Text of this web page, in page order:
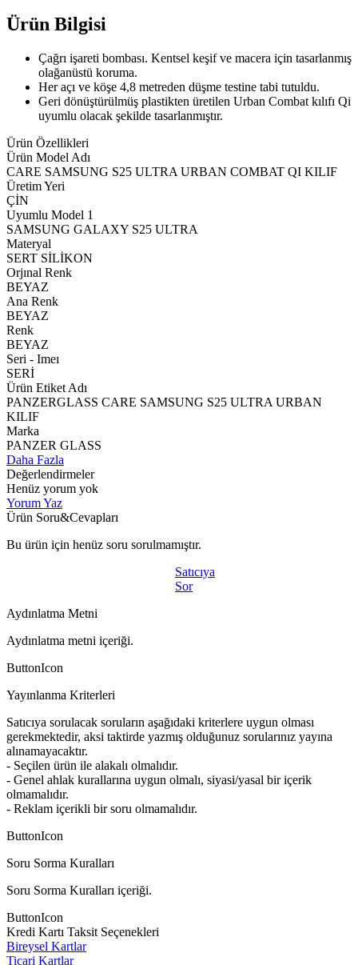
Ürün Bilgisi
Çağrı işareti bombası. Kentsel keşif ve macera için tasarlanmış
olağanüstü koruma.
Her açı ve köşe 4,8 metreden düşme testine tabi tutuldu.
Geri dönüştürülmüş plastikten üretilen Urban Combat kılıfı Qi
uyumlu olacak şekilde tasarlanmıştır.
Ürün Özellikleri
Ürün Model Adı
CARE SAMSUNG S25 ULTRA URBAN COMBAT QI KILIF
Üretim Yeri
ÇİN
Uyumlu Model 1
SAMSUNG GALAXY S25 ULTRA
Materyal
SERT SİLİKON
Orjınal Renk
BEYAZ
Ana Renk
BEYAZ
Renk
BEYAZ
Seri - Imeı
SERİ
Ürün Etiket Adı
PANZERGLASS CARE SAMSUNG S25 ULTRA URBAN
KILIF
Marka
PANZER GLASS
Daha Fazla
Değerlendirmeler
Henüz yorum yok
Yorum Yaz
Ürün Soru&Cevapları
Bu ürün için henüz soru sorulmamıştır.
Satıcıya
Sor
Aydınlatma Metni
Aydınlatma metni içeriği.
ButtonIcon
Yayınlanma Kriterleri
Satıcıya sorulacak soruların aşağıdaki kriterlere uygun olması
gerekmektedir, aksi taktirde yazmış olduğunuz sorularınız yayına
alınamayacaktır.
- Seçilen ürün ile alakalı olmalıdır.
- Genel ahlak kurallarına uygun olmalı, siyasi/yasal bir içerik
olmamalıdır.
- Reklam içerikli bir soru olmamalıdır.
ButtonIcon
Soru Sorma Kuralları
Soru Sorma Kuralları içeriği.
ButtonIcon
Kredi Kartı Taksit Seçenekleri
Bireysel Kartlar
Ticari Kartlar